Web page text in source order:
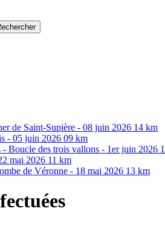
de Saint-Supière - 08 juin 2026 14 km
- 05 juin 2026 09 km
Boucle des trois vallons - 1er juin 2026
mai 2026 11 km
de Véronne - 18 mai 2026 13 km